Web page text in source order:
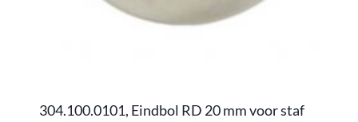
304.100.0101, Eindbol RD 20 mm voor staf